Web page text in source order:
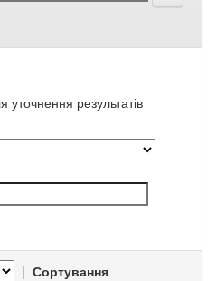
уточнення результатів
| Сортування